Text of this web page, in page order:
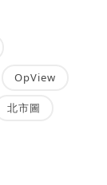
OpView
北市圖